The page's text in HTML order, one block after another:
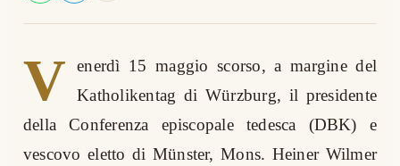
V
enerdì 15 maggio scorso, a margine del
Katholikentag di Würzburg, il presidente
della Conferenza episcopale tedesca (DBK) e
vescovo eletto di Münster, Mons. Heiner Wilmer